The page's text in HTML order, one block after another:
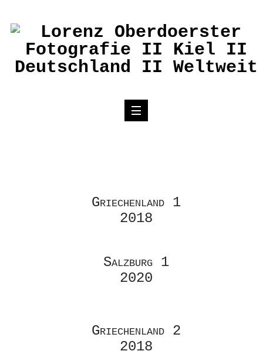
Griechenland 1
2018
Salzburg 1
2020
Griechenland 2
2018